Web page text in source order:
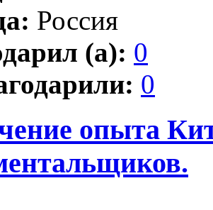
Россия
(а): 0
0
опыта